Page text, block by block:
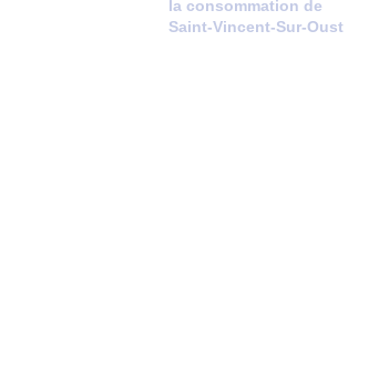
la consommation de
Saint-Vincent-Sur-Oust